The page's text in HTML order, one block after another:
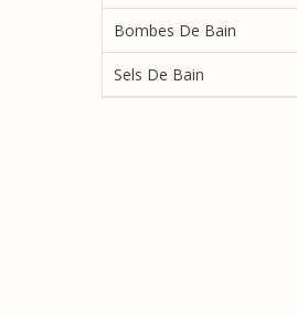
Bombes De Bain
Sels De Bain